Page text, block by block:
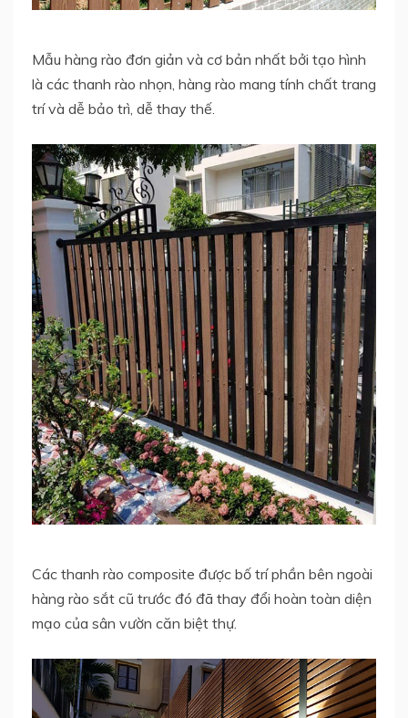
Mẫu hàng rào đơn giản và cơ bản nhất bởi tạo hình
là các thanh rào nhọn, hàng rào mang tính chất trang
trí và dễ bảo trì, dễ thay thế.
Các thanh rào composite được bố trí phần bên ngoài
hàng rào sắt cũ trước đó đã thay đổi hoàn toàn diện
mạo của sân vườn căn biệt thự.